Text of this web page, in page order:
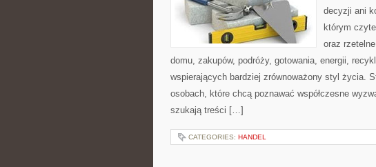
decyzji ani
którym
oraz
domu, zakupów, podróży, gotowania, energii,
wspierających bardziej zrównoważony styl życia.
osobach, które chcą poznawać współczesne
szukają treści […]
CATEGORIES: HANDEL